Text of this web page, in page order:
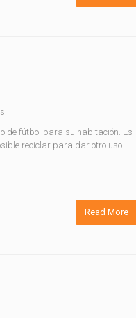
de fútbol para su habitación. Es
reciclar para dar otro uso.
Read More